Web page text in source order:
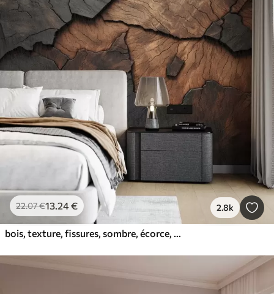
22.07€13.24€ 2.8k
bois, texture, fissures, sombre, écorce, surface